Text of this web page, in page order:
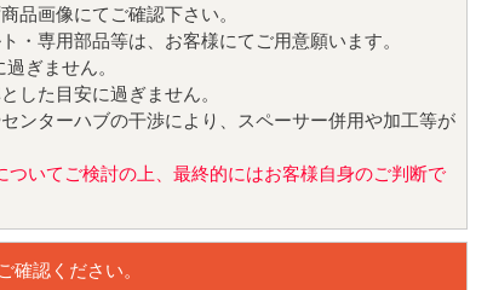
品画像にてご確認下さい。
専用部品等は、お客様にてご用意願います。
ぎません。
した目安に過ぎません。
ンターハブの干渉により、スペーサー併用や加工等が
いてご検討の上、最終的にはお客様自身のご判断で
確認ください。